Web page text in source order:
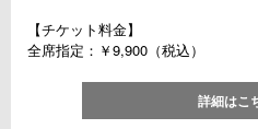
【チケット料金】
全席指定：￥9,900（税込）
詳細はこ